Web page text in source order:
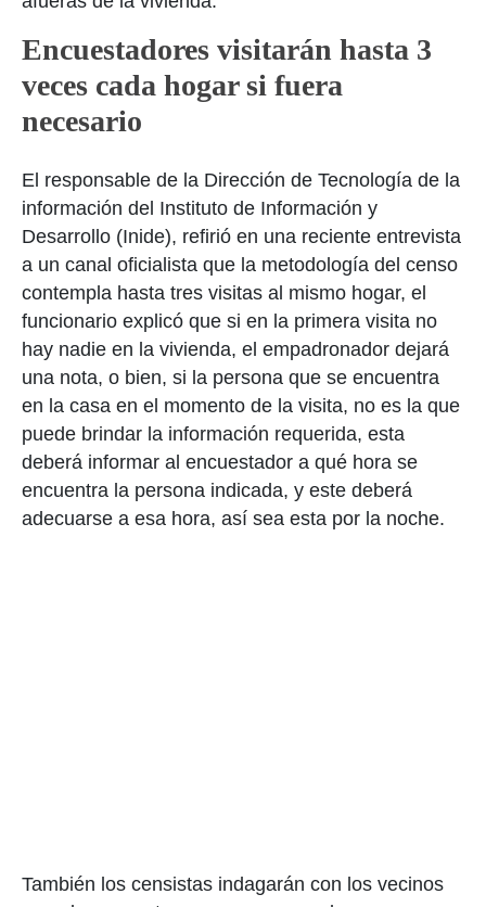
Encuestadores visitarán hasta 3
veces cada hogar si fuera
necesario
El responsable de la Dirección de Tecnología de la
información del Instituto de Información y
Desarrollo (Inide), refirió en una reciente entrevista
a un canal oficialista que la metodología del censo
contempla hasta tres visitas al mismo hogar, el
funcionario explicó que si en la primera visita no
hay nadie en la vivienda, el empadronador dejará
una nota, o bien, si la persona que se encuentra
en la casa en el momento de la visita, no es la que
puede brindar la información requerida, esta
deberá informar al encuestador a qué hora se
encuentra la persona indicada, y este deberá
adecuarse a esa hora, así sea esta por la noche.
También los censistas indagarán con los vecinos